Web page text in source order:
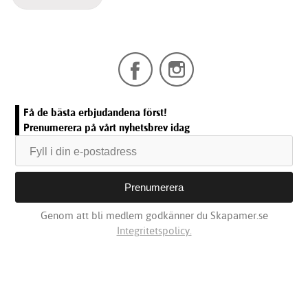
Få de bästa erbjudandena först!
Prenumerera på vårt nyhetsbrev idag
Genom att bli medlem godkänner du Skapamer.se
Integritetspolicy.